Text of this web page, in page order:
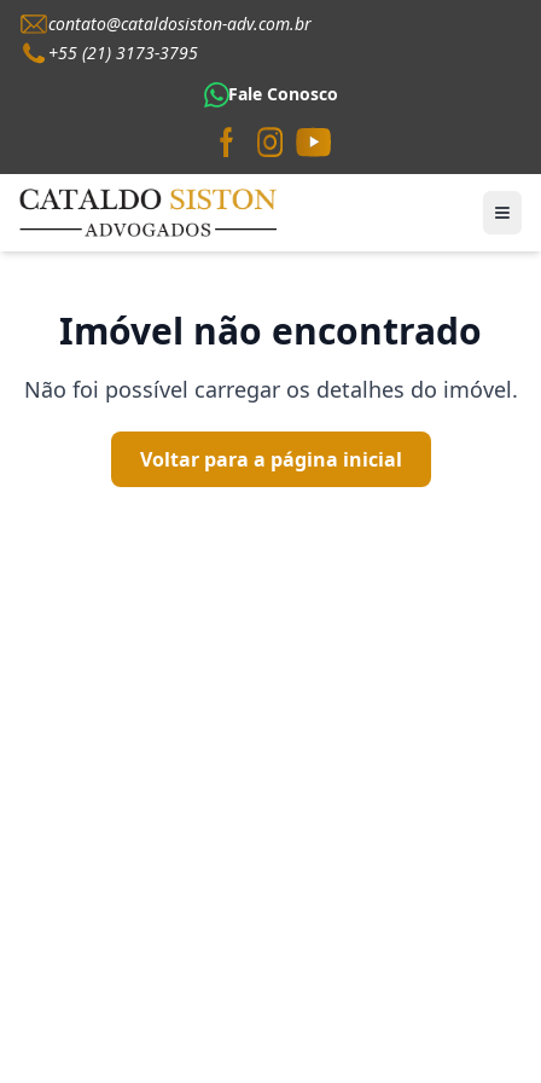
contato@cataldosiston-adv.com.br
+55 (21) 3173-3795
Fale Conosco
Imóvel não encontrado
Não foi possível carregar os detalhes do imóvel.
Voltar para a página inicial